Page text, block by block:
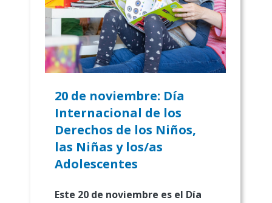
20 de noviembre: Día
Internacional de los
Derechos de los Niños,
las Niñas y los/as
Adolescentes
Este 20 de noviembre es el Día